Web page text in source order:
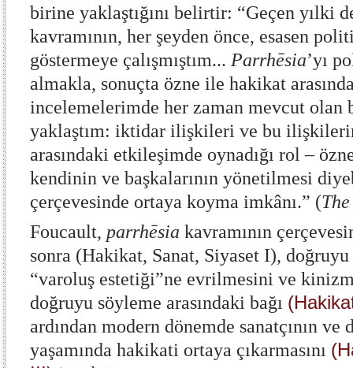
birine yaklaştığını belirtir: “Geçen yılki
kavramının, her şeyden önce, esasen
göstermeye çalışmıştım... Parrhēsia’yı
almakla, sonuçta özne ile hakikat
incelemelerimde her zaman mevcut olan
yaklaştım: iktidar ilişkileri ve bu
arasındaki etkileşimde oynadığı rol –
kendinin ve başkalarının yönetilmesi
çerçevesinde ortaya koyma imkânı.” (
Foucault, parrhēsia kavramının
sonra (Hakikat, Sanat, Siyaset I),
“varoluş estetiği”ne evrilmesini ve
doğruyu söyleme arasındaki bağı
ardından modern dönemde sanatçının
yaşamında hakikati ortaya çıkarmasını